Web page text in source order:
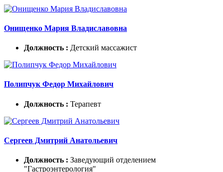
Онищенко Мария Владиславовна
Должность : Детский массажист
Полипчук Федор Михайлович
Должность : Терапевт
Сергеев Дмитрий Анатольевич
Должность : Заведующий отделением
"Гастроэнтерология"